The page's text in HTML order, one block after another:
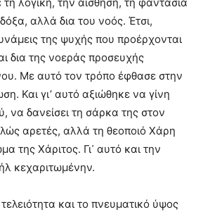
αλλά δια του νοός. Έτσι,
της ψυχής που προέρχονται
δια της νοεράς προσευχής
Με αυτό τον τρόπο έφθασε στην
Και γι’ αυτό αξιώθηκε να γίνη
να δανείσει τη σάρκα της στον
αρετές, αλλά τη θεοποιό Χάρη
της Χάριτος. Γι᾽ αυτό και την
κεχαριτωμένην.
και το πνευματικό ύψος